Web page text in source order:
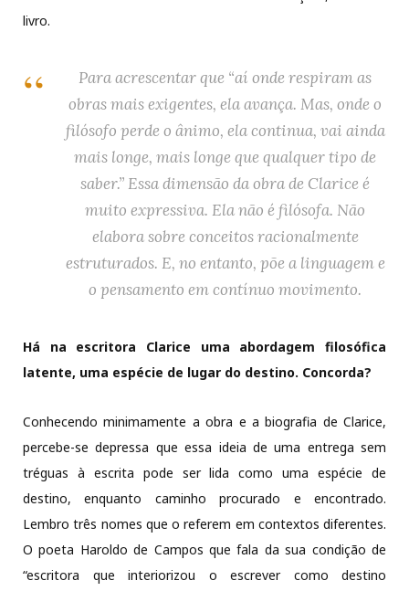
livro.
Para acrescentar que “aí onde respiram as
obras mais exigentes, ela avança. Mas, onde o
filósofo perde o ânimo, ela continua, vai ainda
mais longe, mais longe que qualquer tipo de
saber.” Essa dimensão da obra de Clarice é
muito expressiva. Ela não é filósofa. Não
elabora sobre conceitos racionalmente
estruturados. E, no entanto, põe a linguagem e
o pensamento em contínuo movimento.
Há na escritora Clarice uma abordagem filosófica
latente, uma espécie de lugar do destino. Concorda?
Conhecendo minimamente a obra e a biografia de Clarice,
percebe-se depressa que essa ideia de uma entrega sem
tréguas à escrita pode ser lida como uma espécie de
destino, enquanto caminho procurado e encontrado.
Lembro três nomes que o referem em contextos diferentes.
O poeta Haroldo de Campos que fala da sua condição de
“escritora que interiorizou o escrever como destino